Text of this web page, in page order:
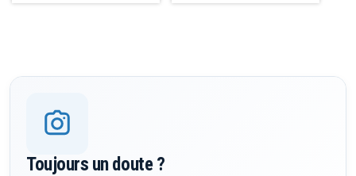
Toujours un doute ?